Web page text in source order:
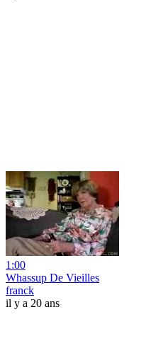
1:00
Whassup De Vieilles
franck
il y a 20 ans